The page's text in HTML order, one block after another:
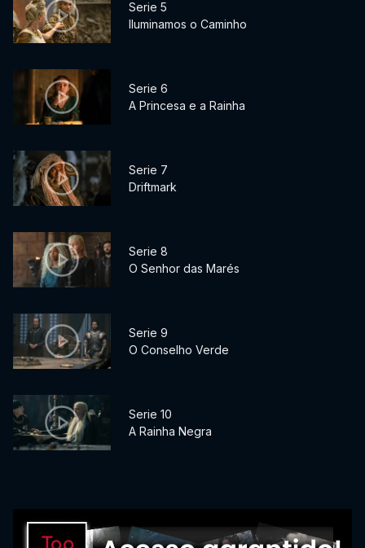
Serie 5
Iluminamos o Caminho
Serie 6
A Princesa e a Rainha
Serie 7
Driftmark
Serie 8
O Senhor das Marés
Serie 9
O Conselho Verde
Serie 10
A Rainha Negra